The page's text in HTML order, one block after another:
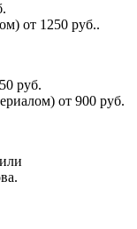
от 1250 руб..
руб.
от 900 руб.